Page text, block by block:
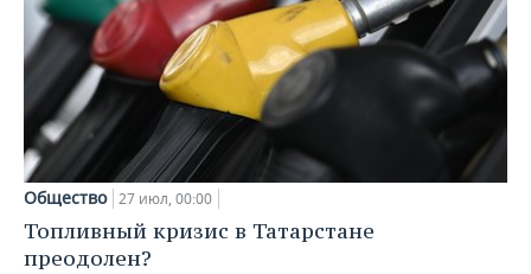
Общество 27 июл, 00:00
Топливный кризис в Татарстане
преодолен?